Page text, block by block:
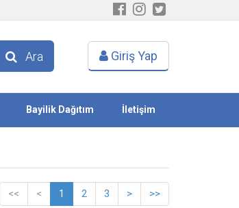
Ara Giriş Yap
Bayilik Dağıtım İletişim
<< < 1 2 3 > >>